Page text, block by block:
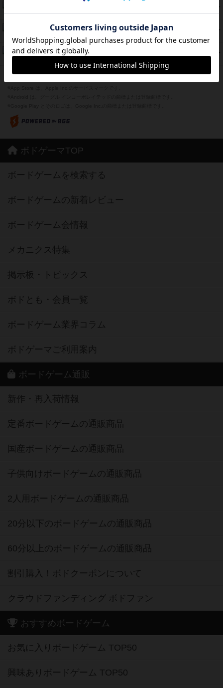
PT
紹介文あり 1件の投稿
PT
Bitter End ブタペスト救出作戦
42 PT
ドコジャン
ボドゲーマTOP
ボードゲームを検索する
ボードゲームの新着レビュー
ボードゲーム会情報
メカニクス特集
掲示板・トピックス
ボドとも・会員一覧
ボードゲーム業界コラム
ボドゲーマご利用案内
ボードゲーム通販
新作・再入荷情報
定番ボードゲームの通販商品
国産ボードゲームの通販商品
子供向けボードゲームの通販商品
2人用ボードゲームの通販商品
20分以下のボードゲームの通販商品
60分以上のボードゲームの通販商品
割引購入！ボドクーポンについて
クラウドファンディング ボドファン
おすすめボードゲーム
お気に入りボードゲーム TOP50
興味ありボードゲーム TOP50